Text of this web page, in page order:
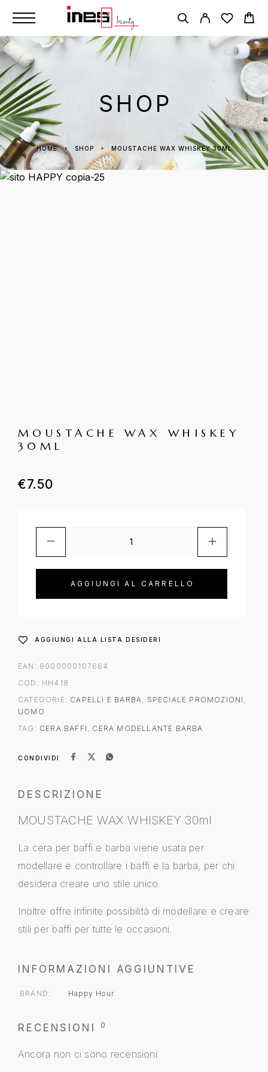
SHOP
HOME SHOP MOUSTACHE WAX WHISKEY 30ML
MOUSTACHE WAX WHISKEY
30ML
€7.50
AGGIUNGI AL CARRELLO
AGGIUNGI ALLA LISTA DESIDERI
EAN: 8000000107664
COD: HH418
CATEGORIE: CAPELLI E BARBA, SPECIALE PROMOZIONI ,
UOMO
TAG: CERA BAFFI , CERA MODELLANTE BARBA
CONDIVIDI
DESCRIZIONE
MOUSTACHE WAX WHISKEY 30ml
La cera per baffi e barba viene usata per
modellare e controllare i baffi e la barba, per chi
desidera creare uno stile unico.
Inoltre offre infinite possibilità di modellare e creare
stili per baffi per tutte le occasioni.
INFORMAZIONI AGGIUNTIVE
BRAND Happy Hour
RECENSIONI 0
Ancora non ci sono recensioni.